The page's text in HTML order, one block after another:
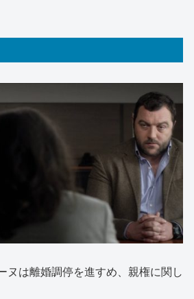
ヌは離婚調停を進すめ、親権に関し